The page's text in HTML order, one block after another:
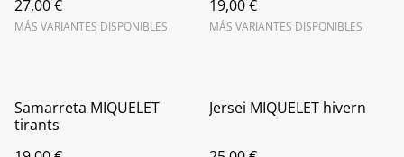
27,00 €
MÁS VARIANTES DISPONIBLES
19,00 €
MÁS VARIANTES DISPONIBLES
Samarreta MIQUELET
tirants
Jersei MIQUELET hivern